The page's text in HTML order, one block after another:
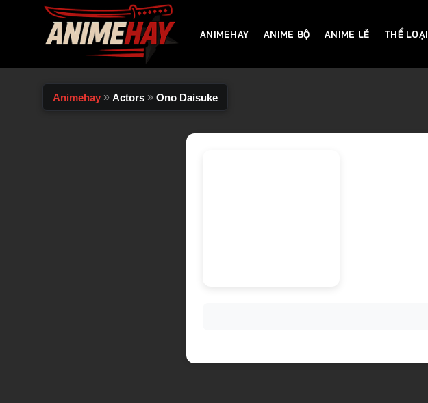
ANIMEHAY ANIME BỘ ANIME LẺ THỂ LOẠI
Animehay » Actors » Ono Daisuke